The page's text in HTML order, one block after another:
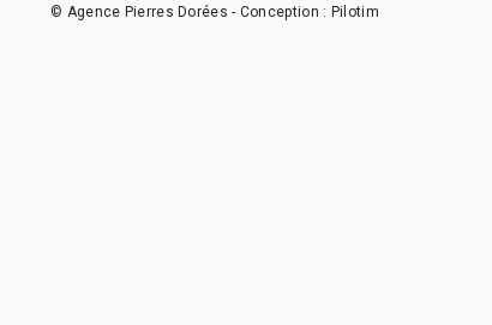
© Agence Pierres Dorées - Conception : Pilotim